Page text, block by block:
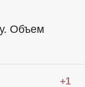
Объем
+1